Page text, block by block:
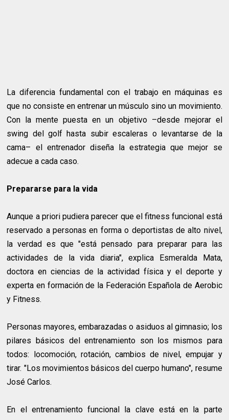
La diferencia fundamental con el trabajo en máquinas es
que no consiste en entrenar un músculo sino un movimiento.
Con la mente puesta en un objetivo –desde mejorar el
swing del golf hasta subir escaleras o levantarse de la
cama– el entrenador diseña la estrategia que mejor se
adecue a cada caso.
Prepararse para la vida
Aunque a priori pudiera parecer que el fitness funcional está
reservado a personas en forma o deportistas de alto nivel,
la verdad es que "está pensado para preparar para las
actividades de la vida diaria", explica Esmeralda Mata,
doctora en ciencias de la actividad física y el deporte y
experta en formación de la Federación Española de Aerobic
y Fitness.
Personas mayores, embarazadas o asiduos al gimnasio; los
pilares básicos del entrenamiento son los mismos para
todos: locomoción, rotación, cambios de nivel, empujar y
tirar. "Los movimientos básicos del cuerpo humano", resume
José Carlos.
En el entrenamiento funcional la clave está en la parte